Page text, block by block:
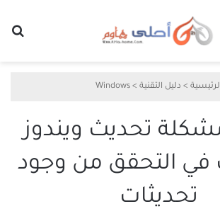
> دليل التقنية >
Windows
تحديث ويندوز
في التحقق من وجود
تحديثات